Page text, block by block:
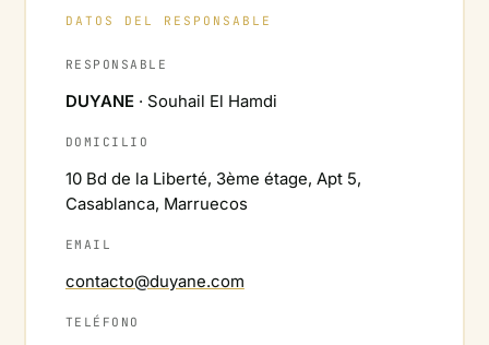
DATOS DEL RESPONSABLE
RESPONSABLE
DUYANE· Souhail El Hamdi
DOMICILIO
10 Bd de la Liberté, 3ème étage, Apt 5,
Casablanca, Marruecos
EMAIL
contacto@duyane.com
TELÉFONO